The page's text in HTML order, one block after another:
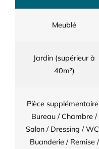
Meublé
Jardin (supérieur à
40m²)
Pièce
Bureau / Chambre /
Salon / Dressing /
Buanderie / Remise /